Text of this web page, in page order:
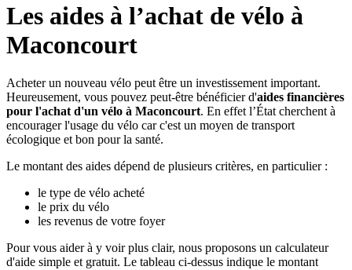
Les aides à l’achat de vélo à
Maconcourt
Acheter un nouveau vélo peut être un investissement important.
Heureusement, vous pouvez peut-être bénéficier d'aides financières
pour l'achat d'un vélo à Maconcourt. En effet l’État cherchent à
encourager l'usage du vélo car c'est un moyen de transport
écologique et bon pour la santé.
Le montant des aides dépend de plusieurs critères, en particulier :
le type de vélo acheté
le prix du vélo
les revenus de votre foyer
Pour vous aider à y voir plus clair, nous proposons un calculateur
d'aide simple et gratuit. Le tableau ci-dessus indique le montant